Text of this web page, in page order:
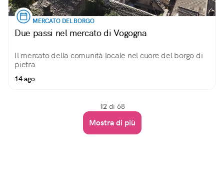
MERCATO DEL BORGO
Due passi nel mercato di Vogogna
Il mercato della comunità locale nel cuore del borgo di
pietra
14 ago
12 di 68
Mostra di più